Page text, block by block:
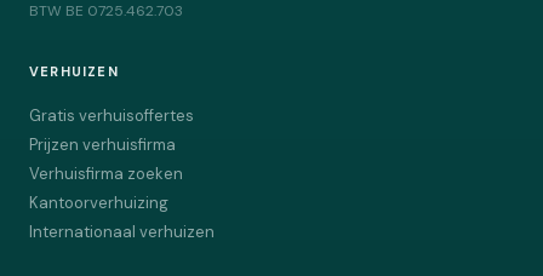
BTW BE 0725.462.703
VERHUIZEN
Gratis verhuisoffertes
Prijzen verhuisfirma
Verhuisfirma zoeken
Kantoorverhuizing
Internationaal verhuizen